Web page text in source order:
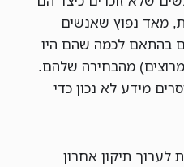
מאד נפוץ שאנשים
בהתאם לכמה שהם היו
מהבחירה שלהם.
מידע לא נכון כדי
לערוך תיקון אחרון